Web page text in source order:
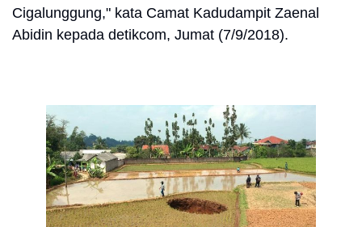
Cigalunggung," kata Camat Kadudampit Zaenal
Abidin kepada detikcom, Jumat (7/9/2018).